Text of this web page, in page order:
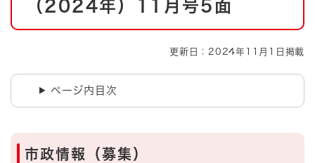
（2024年）11月号5面
更新日：2024年11月1日掲載
ページ内目次
市政情報（募集）